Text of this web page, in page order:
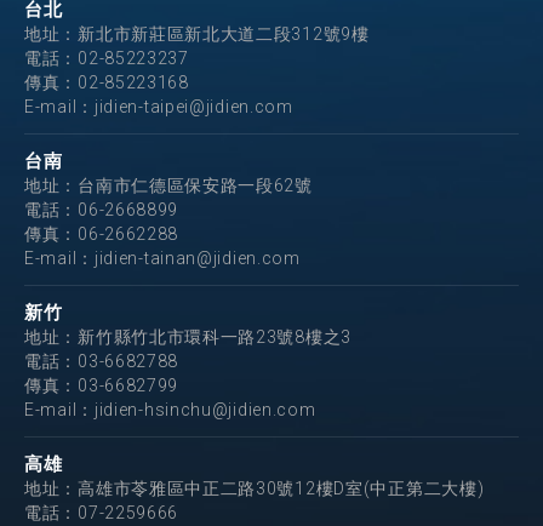
台北
地址：新北市新莊區新北大道二段312號9樓
電話： 02-85223237
傳真：02-85223168
E-mail： jidien-taipei@jidien.com
台南
地址：台南市仁德區保安路一段62號
電話： 06-2668899
傳真：06-2662288
E-mail： jidien-tainan@jidien.com
新竹
地址：新竹縣竹北市環科一路23號8樓之3
電話： 03-6682788
傳真：03-6682799
E-mail： jidien-hsinchu@jidien.com
高雄
地址：高雄市苓雅區中正二路30號12樓D室(中正第二大樓)
電話： 07-2259666